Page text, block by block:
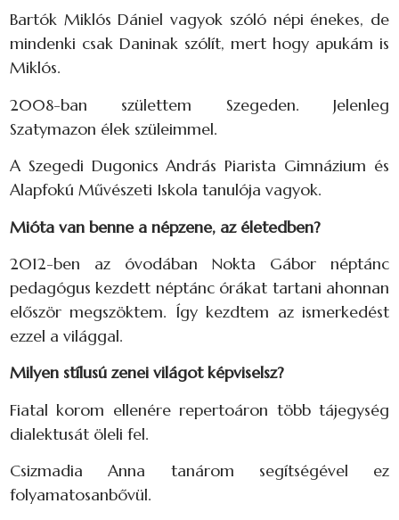
Bartók Miklós Dániel vagyok szóló népi énekes, de
mindenki csak Daninak szólít, mert hogy apukám is
Miklós.
2008-ban születtem Szegeden. Jelenleg
Szatymazon élek szüleimmel.
A Szegedi Dugonics András Piarista Gimnázium és
Alapfokú Művészeti Iskola tanulója vagyok.
Mióta van benne a népzene, az életedben?
2012-ben az óvodában Nokta Gábor néptánc
pedagógus kezdett néptánc órákat tartani ahonnan
először megszöktem. Így kezdtem az ismerkedést
ezzel a világgal.
Milyen stílusú zenei világot képviselsz?
Fiatal korom ellenére repertoáron több tájegység
dialektusát öleli fel.
Csizmadia Anna tanárom segítségével ez
folyamatosanbővül.